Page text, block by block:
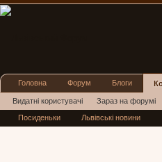
Головна Форум Блоги
Видатні користувачі Зараз на форумі
Нові повідомлення профілю
Посиденьки Львівські новини